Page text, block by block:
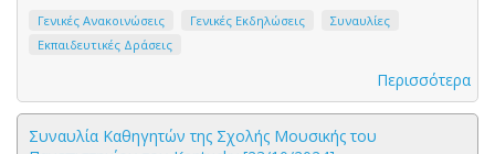
Γενικές Ανακοινώσεις Γενικές Εκδηλώσεις
Συναυλίες
Εκπαιδευτικές Δράσεις
Περισσότερα
Συναυλία Καθηγητών της Σχολής Μουσικής του